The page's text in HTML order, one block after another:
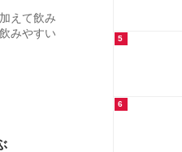
えて飲み
みやすい
5
6